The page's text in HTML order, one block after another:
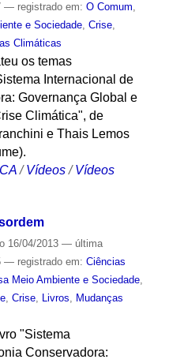
— registrado em: O Comum,
e Sociedade, Crise,
Climáticas
os temas
Internacional de
Governança Global e
Climática", de
e Thais Lemos
/ Vídeos / Vídeos
16/04/2013 — última
— registrado em: Ciências
Meio Ambiente e Sociedade,
, Crise, Livros, Mudanças
"Sistema
Conservadora: